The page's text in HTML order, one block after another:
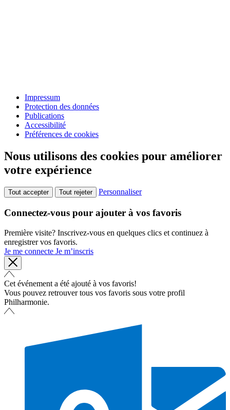
Impressum
Protection des données
Publications
Accessibilité
Préférences de cookies
Nous utilisons des cookies pour améliorer
votre expérience
Tout accepter Tout rejeter Personnaliser
Connectez-vous pour ajouter à vos favoris
Première visite? Inscrivez-vous en quelques clics et continuez à
enregistrer vos favoris.
Je me connecte Je m’inscris
Cet événement a été ajouté à vos favoris!
Vous pouvez retrouver tous vos favoris sous votre profil
Philharmonie.